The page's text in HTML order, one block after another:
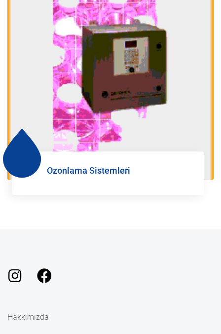
Ozonlama Sistemleri
Hakkımızda